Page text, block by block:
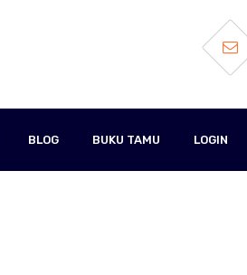
BLOG BUKU TAMU LOGIN